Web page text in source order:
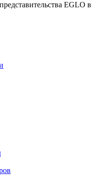
EGLO в